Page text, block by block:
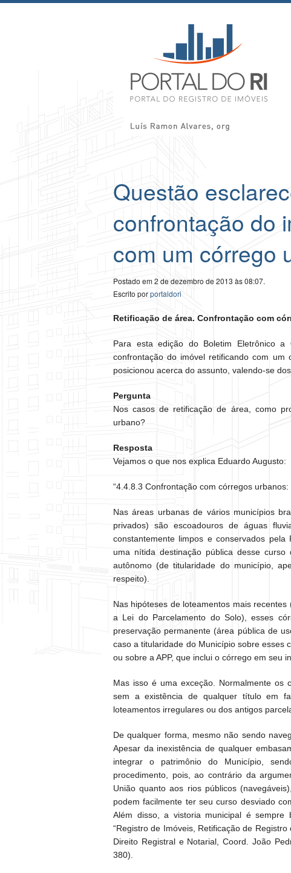
Questão
confrontação do
com um córrego
Postado em 2 de dezembro de 2013 às 08:07.
Escrito porportaldori
Retificação de área. Confrontação com
Para esta edição do Boletim Eletrônico a
confrontação do imóvel retificando com
posicionou acerca do assunto, valendo-se
Pergunta
Nos casos de retificação de área, como
urbano?
Resposta
Vejamos o que nos explica Eduardo Augusto:
“4.4.8.3 Confrontação com córregos
Nas áreas urbanas de vários municípios
privados) são escoadouros de águas
constantemente limpos e conservados
uma nítida destinação pública desse
autônomo (de titularidade do município,
respeito).
Nas hipóteses de loteamentos mais
a Lei do Parcelamento do Solo), esses
preservação permanente (área pública de
caso a titularidade do Município sobre esses
ou sobre a APP, que inclui o córrego em seu
Mas isso é uma exceção. Normalmente os
sem a existência de qualquer título em
loteamentos irregulares ou dos antigos
De qualquer forma, mesmo não sendo
Apesar da inexistência de qualquer
integrar o patrimônio do Município,
procedimento, pois, ao contrário da
União quanto aos rios públicos
podem facilmente ter seu curso desviado
Além disso, a vistoria municipal é sempre
“Registro de Imóveis, Retificação de
Direito Registral e Notarial, Coord. João
380).